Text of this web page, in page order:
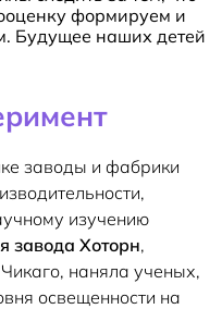
формируем и
Будущее наших детей
заводы и фабрики
изучению
завода Хоторн,
наняла ученых,
освещенности на